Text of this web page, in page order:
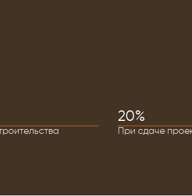
20%
При сдаче